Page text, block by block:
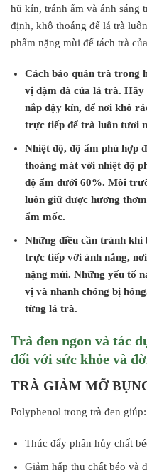
hũ kín, tránh ẩm và ánh sáng
định, khô thoáng để lá trà
phẩm nặng mùi để tách trà
Cách bảo quản trà trong
vị đậm đà của lá trà. Hãy
nắp đậy kín, để nơi khô
trực tiếp để trà luôn tươi
Nhiệt độ, độ ẩm phù hợp
thoáng mát với nhiệt độ
độ ẩm dưới 60%. Môi
luôn giữ được hương
ẩm mốc.
Những điều cần tránh khi
trực tiếp với ánh nắng,
nặng mùi. Những yếu tố
vị và nhanh chóng bị
từng lá trà.
Trà đen ngon và tác
đối với sức khỏe và
TRÀ GIẢM MỠ
Polyphenol trong trà đen giúp:
Thúc đẩy phân hủy chất
Giảm hấp thu chất béo và